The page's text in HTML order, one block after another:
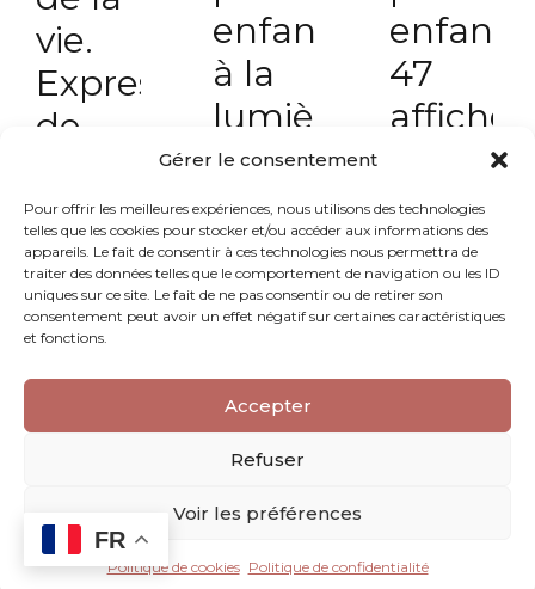
Gérer le consentement
Pour offrir les meilleures expériences, nous utilisons des technologies
telles que les cookies pour stocker et/ou accéder aux informations des
appareils. Le fait de consentir à ces technologies nous permettra de
traiter des données telles que le comportement de navigation ou les ID
uniques sur ce site. Le fait de ne pas consentir ou de retirer son
consentement peut avoir un effet négatif sur certaines caractéristiques
et fonctions.
Accepter
Refuser
Voir les préférences
Politique de cookies Politique de confidentialité
vie.
Expressions
de
l’émotion
au
sein
de
l’échange
parent-
nouveau-
enfance
à la
lumière
des
connaissances
scientifiques
47
affiches
toutes
les
FR
NULL